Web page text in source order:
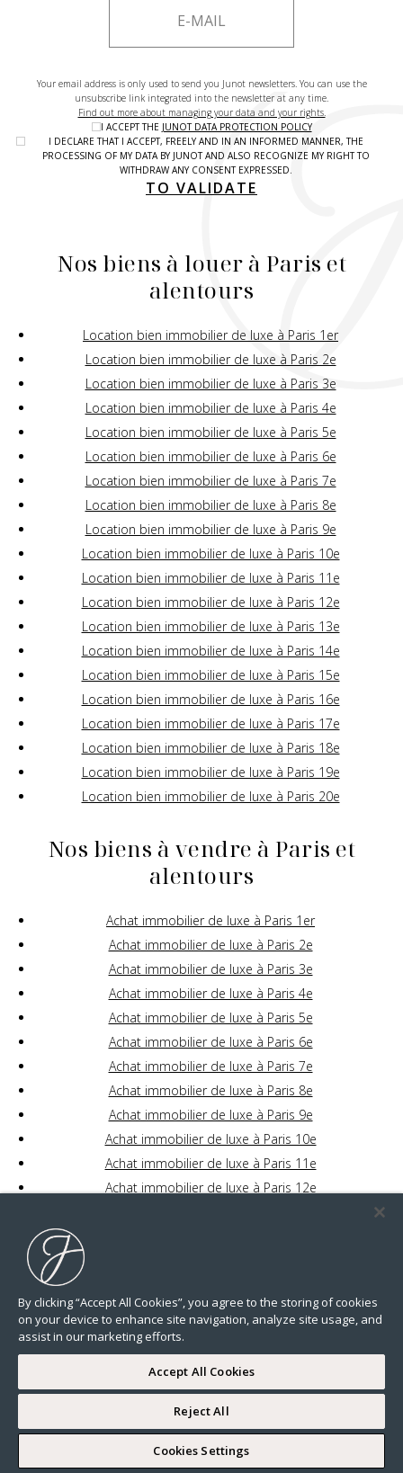
Your email address is only used to send you Junot newsletters. You can use the
unsubscribe link integrated into the newsletter at any time.
Find out more about managing your data and your rights.
I ACCEPT THE JUNOT DATA PROTECTION POLICY
I DECLARE THAT I ACCEPT, FREELY AND IN AN INFORMED MANNER, THE
PROCESSING OF MY DATA BY JUNOT AND ALSO RECOGNIZE MY RIGHT TO
WITHDRAW ANY CONSENT EXPRESSED.
TO VALIDATE
Nos biens à louer à Paris et
alentours
Location bien immobilier de luxe à Paris 1er
Location bien immobilier de luxe à Paris 2e
Location bien immobilier de luxe à Paris 3e
Location bien immobilier de luxe à Paris 4e
Location bien immobilier de luxe à Paris 5e
Location bien immobilier de luxe à Paris 6e
Location bien immobilier de luxe à Paris 7e
Location bien immobilier de luxe à Paris 8e
Location bien immobilier de luxe à Paris 9e
Location bien immobilier de luxe à Paris 10e
Location bien immobilier de luxe à Paris 11e
Location bien immobilier de luxe à Paris 12e
Location bien immobilier de luxe à Paris 13e
Location bien immobilier de luxe à Paris 14e
Location bien immobilier de luxe à Paris 15e
Location bien immobilier de luxe à Paris 16e
Location bien immobilier de luxe à Paris 17e
Location bien immobilier de luxe à Paris 18e
Location bien immobilier de luxe à Paris 19e
Location bien immobilier de luxe à Paris 20e
Nos biens à vendre à Paris et
alentours
Achat immobilier de luxe à Paris 1er
Achat immobilier de luxe à Paris 2e
Achat immobilier de luxe à Paris 3e
Achat immobilier de luxe à Paris 4e
Achat immobilier de luxe à Paris 5e
Achat immobilier de luxe à Paris 6e
Achat immobilier de luxe à Paris 7e
Achat immobilier de luxe à Paris 8e
Achat immobilier de luxe à Paris 9e
Achat immobilier de luxe à Paris 10e
Achat immobilier de luxe à Paris 11e
Achat immobilier de luxe à Paris 12e
Achat immobilier de luxe à Paris 17e
Achat immobilier de luxe à Paris 18e
Achat immobilier de luxe à Paris 19e
Achat immobilier de luxe à Paris 20e
COMPLETE MY SEARCH
By clicking “Accept All Cookies”, you agree to the storing of cookies
on your device to enhance site navigation, analyze site usage, and
assist in our marketing efforts.
Accept All Cookies
Reject All
Cookies Settings